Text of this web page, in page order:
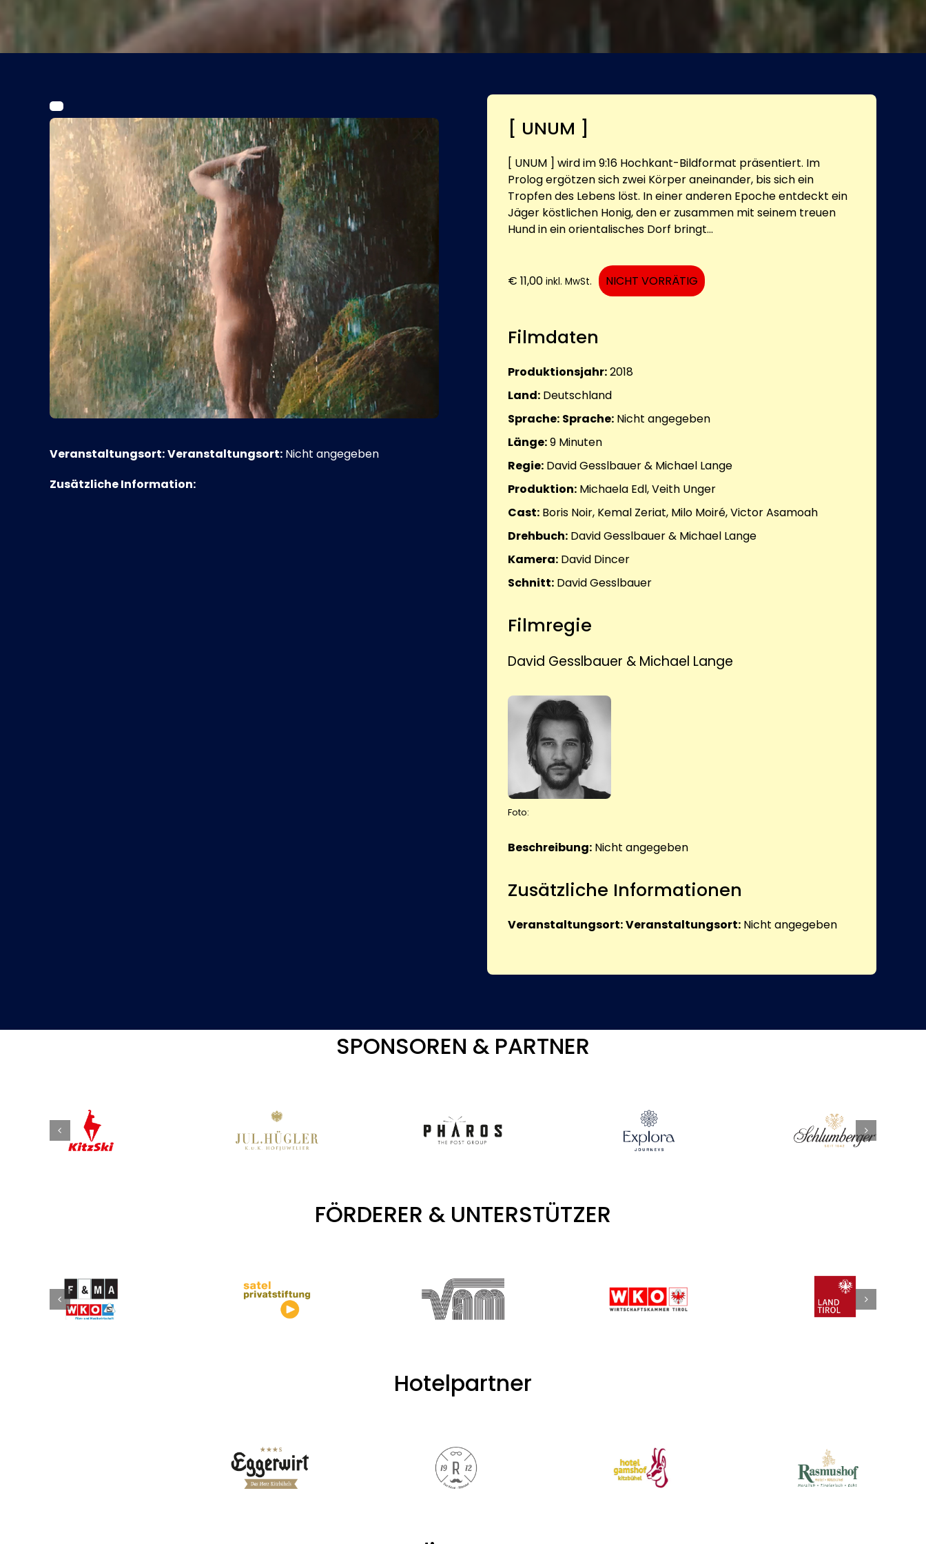
Veranstaltungsort:Veranstaltungsort: Nicht angegeben
Zusätzliche Information:
[ UNUM ]
[ UNUM ] wird im 9:16 Hochkant-Bildformat präsentiert. Im
Prolog ergötzen sich zwei Körper aneinander, bis sich ein
Tropfen des Lebens löst. In einer anderen Epoche entdeckt ein
Jäger köstlichen Honig, den er zusammen mit seinem treuen
Hund in ein orientalisches Dorf bringt...
€ 11,00 inkl. MwSt. NICHT VORRÄTIG
Filmdaten
Produktionsjahr:2018
Land: Deutschland
Sprache: Sprache: Nicht angegeben
Länge:9 Minuten
Regie: David Gesslbauer & Michael Lange
Produktion: Michaela Edl, Veith Unger
Cast: Boris Noir, Kemal Zeriat, Milo Moiré, Victor Asamoah
Drehbuch: David Gesslbauer & Michael Lange
Kamera: David Dincer
Schnitt: David Gesslbauer
Filmregie
David Gesslbauer & Michael Lange
Foto:
Beschreibung: Nicht angegeben
Zusätzliche Informationen
Veranstaltungsort:Veranstaltungsort: Nicht angegeben
SPONSOREN & PARTNER
FÖRDERER & UNTERSTÜTZER
Hotelpartner